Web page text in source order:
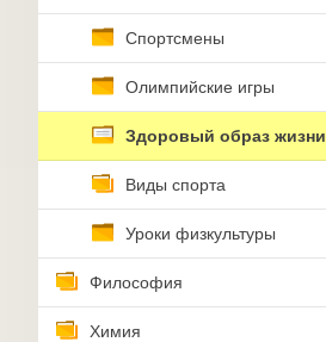
Спортсмены
Олимпийские игры
Здоровый образ жизни
Виды спорта
Уроки физкультуры
Философия
Химия